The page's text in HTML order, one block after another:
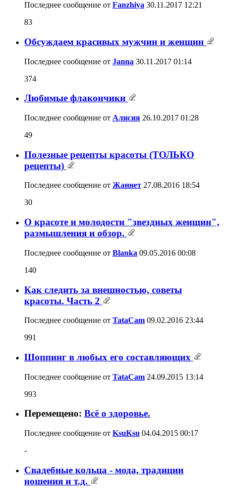
Последнее сообщение от Fanzhiya 30.11.2017 12:21
83
Обсуждаем красивых мужчин и женщин
Последнее сообщение от Janna 30.11.2017 01:14
374
Любимые флакончики
Последнее сообщение от Алисия 26.10.2017 01:28
49
Полезные рецепты красоты (ТОЛЬКО
рецепты)
Последнее сообщение от Жаннет 27.08.2016 18:54
30
О красоте и молодости "звездных женщин",
размышления и обзор.
Последнее сообщение от Blanka 09.05.2016 00:08
140
Как следить за внешностью, советы
красоты. Часть 2
Последнее сообщение от TataCam 09.02.2016 23:44
991
Шоппинг в любых его составляющих
Последнее сообщение от TataCam 24.09.2015 13:14
993
Перемещено: Всё о здоровье.
Последнее сообщение от KsuKsu 04.04.2015 00:17
-
Свадебные кольца - мода, традиции
ношения и т.д.